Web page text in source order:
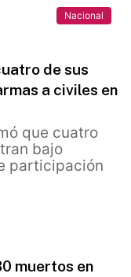
Nacional
de sus
a civiles en
que cuatro
bajo
participación
muertos en